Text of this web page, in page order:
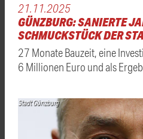
21.11.2025
GÜNZBURG: SANIERTE
SCHMUCKSTÜCK DER
27 Monate Bauzeit, eine
6 Millionen Euro und als
Stadt Günzburg